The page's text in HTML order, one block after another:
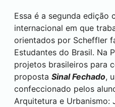
Essa é a segunda edição
internacional em que
orientados por Scheffler
Estudantes do Brasil. Na
projetos brasileiros para
proposta Sinal Fechado,
confeccionado pelos
Arquitetura e Urbanismo: